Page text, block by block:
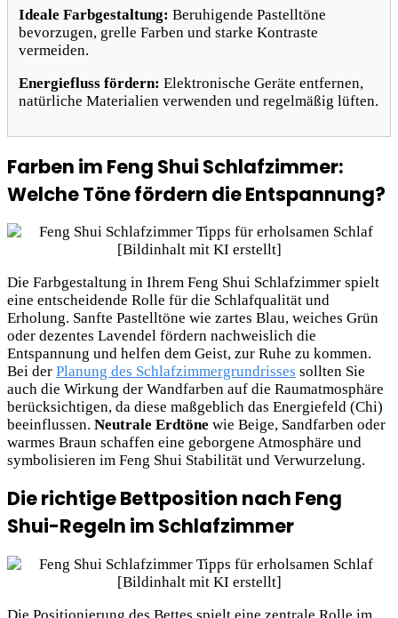
Ideale Farbgestaltung: Beruhigende Pastelltöne
bevorzugen, grelle Farben und starke Kontraste
vermeiden.
Energiefluss fördern: Elektronische Geräte entfernen,
natürliche Materialien verwenden und regelmäßig lüften.
Farben im Feng Shui Schlafzimmer:
Welche Töne fördern die Entspannung?
Die Farbgestaltung in Ihrem Feng Shui Schlafzimmer spielt
eine entscheidende Rolle für die Schlafqualität und
Erholung. Sanfte Pastelltöne wie zartes Blau, weiches Grün
oder dezentes Lavendel fördern nachweislich die
Entspannung und helfen dem Geist, zur Ruhe zu kommen.
Bei der Planung des Schlafzimmergrundrisses sollten Sie
auch die Wirkung der Wandfarben auf die Raumatmosphäre
berücksichtigen, da diese maßgeblich das Energiefeld (Chi)
beeinflussen. Neutrale Erdtöne wie Beige, Sandfarben oder
warmes Braun schaffen eine geborgene Atmosphäre und
symbolisieren im Feng Shui Stabilität und Verwurzelung.
Die richtige Bettposition nach Feng
Shui-Regeln im Schlafzimmer